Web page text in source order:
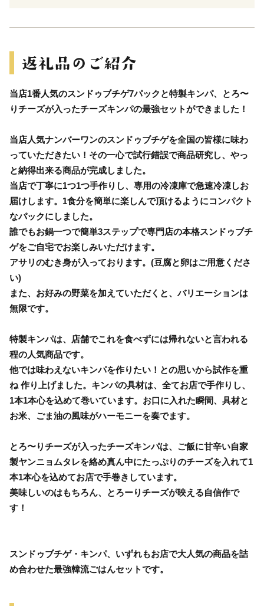
当店1番人気のスンドゥブチゲ7パックと特製キンパ、とろ〜
りチーズが入ったチーズキンパの最強セットができました！
当店人気ナンバーワンのスンドゥブチゲを全国の皆様に味わ
っていただきたい！その一心で試行錯誤で商品研究し、やっ
と納得出来る商品が完成しました。
当店で丁寧に1つ1つ手作りし、専用の冷凍庫で急速冷凍しお
届けします。1食分を簡単に楽しんで頂けるようにコンパクト
なパックにしました。
誰でもお鍋一つで簡単3ステップで専門店の本格スンドゥブチ
ゲをご自宅でお楽しみいただけます。
アサリのむき身が入っております。(豆腐と卵はご用意くださ
い)
また、お好みの野菜を加えていただくと、バリエーションは
無限です。
特製キンパは、店舗でこれを食べずには帰れないと言われる
程の人気商品です。
他では味わえないキンパを作りたい！との思いから試作を重
ね 作り上げました。キンパの具材は、全てお店で手作りし、
1本1本心を込めて巻いています。お口に入れた瞬間、具材と
お米、ごま油の風味がハーモニーを奏でます。
とろ〜りチーズが入ったチーズキンパは、ご飯に甘辛い自家
製ヤンニョムタレを絡め真ん中にたっぷりのチーズを入れて1
本1本心を込めてお店で手巻きしています。
美味しいのはもちろん、とろーりチーズが映える自信作で
す！
スンドゥブチゲ・キンパ、いずれもお店で大人気の商品を詰
め合わせた最強韓流ごはんセットです。